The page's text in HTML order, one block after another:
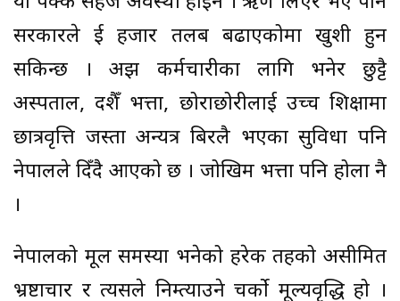
सरकारले दुई हजार तलब बढाएकोमा खुशी हुन
सकिन्छ । अझ कर्मचारीका लागि भनेर छुट्टै
अस्पताल, दशैँ भत्ता, छोराछोरीलाई उच्च शिक्षामा
छात्रवृत्ति जस्ता अन्यत्र बिरलै भएका सुविधा पनि
नेपालले दिँदै आएको छ । जोखिम भत्ता पनि होला नै
।
नेपालको मूल समस्या भनेको हरेक तहको असीमित
भ्रष्टाचार र त्यसले निम्त्याउने चर्को मूल्यवृद्धि हो ।